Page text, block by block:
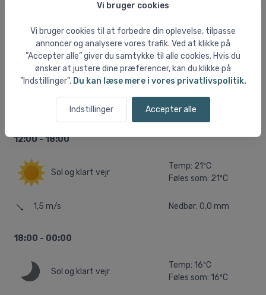
Vi bruger cookies
Vi bruger cookies til at forbedre din oplevelse, tilpasse
annoncer og analysere vores trafik. Ved at klikke på
”Accepter alle” giver du samtykke til alle cookies. Hvis du
ønsker at justere dine præferencer, kan du klikke på
”Indstillinger”. Du kan læse mere i vores privatlivspolitik.
Indstillinger Accepter alle
06:00 - 12:00
Sol og klart vejr
Temp: 10ºC
Føles som: 10ºC
Nedbør: 0,0 mm
12:00 - 18:00
Sol og klart vejr
Temp: 21ºC
Føles som: 21ºC
1,5 m/s Nedbør: 0,0 mm
18:00 - 00:00
Sol og klart vejr
Temp: 16ºC
Føles som: 16ºC